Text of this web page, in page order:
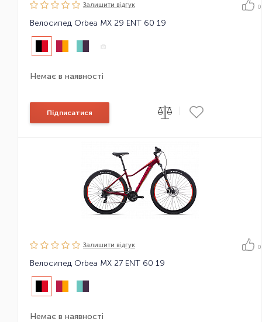
Залишити вiдгук 0
Велосипед Orbea MX 29 ENT 60 19
Немає в наявності
Підписатися
Залишити вiдгук 0
Велосипед Orbea MX 27 ENT 60 19
Немає в наявності